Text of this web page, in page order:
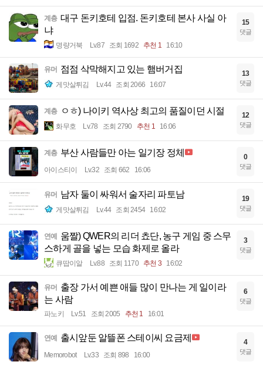
계층 대구 돈키호테 입점. 돈키호테 본사 사실 아
냐
명량거북 Lv.87 조회 1692 추천 1 16:10
15
댓글
유머 점점 삭막해지고 있는 햄버거집
게맛살튀김 Lv.44 조회 2066 16:07
13
댓글
계층 ㅇㅎ) 나이키 역사상 최고의 품질이던 시절
화무호 Lv.78 조회 2790 추천 1 16:06
12
댓글
계층 부산 사람들만 아는 일기장 정체
아이스티이 Lv.32 조회 662 16:06
0
댓글
유머 남자 둘이 싸워서 술자리 파토남
게맛살튀김 Lv.44 조회 2454 16:02
19
댓글
연예
움짤) QWER의 리더 쵸단, 농구 게임 중 스무
스하게 골을 넣는 모습 화제로 올라
큐땁이알 Lv.88 조회 1170 추천 3 16:02
3
댓글
유머 출장 가서 예쁜 애들 많이 만나는 게 일이라
는 사람
파노키 Lv.51 조회 2005 추천 1 16:01
6
댓글
연예 출시앞둔 알뜰폰 스테이씨 요금제
Memorobot Lv.33 조회 898 16:00
4
댓글